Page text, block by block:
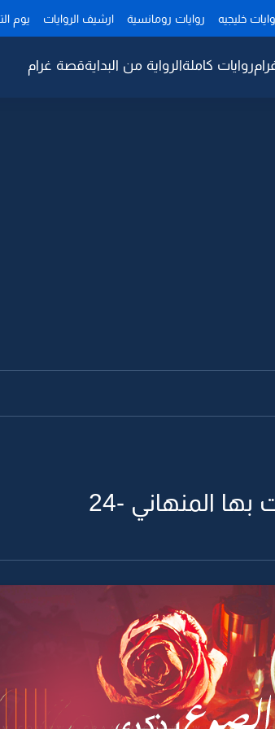
خليجيه روايات رومانسية ارشيف الروايات يوم
روايات كاملةالرواية من البدايةقصة غرام
المنهاني -24